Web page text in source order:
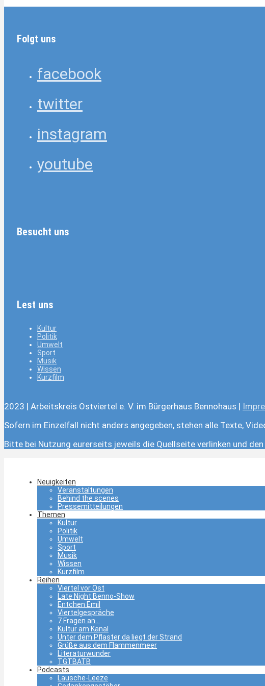
Folgt uns
facebook
twitter
instagram
youtube
Besucht uns
Lest uns
Kultur
Politik
Umwelt
Sport
Musik
Wissen
Kurzfilm
2023 | Arbeitskreis Ostviertel e. V. im Bürgerhaus Bennohaus |
Sofern im Einzelfall nicht anders angegeben, stehen alle Texte,
Bitte bei Nutzung eurerseits jeweils die Quellseite verlinken und den
Neuigkeiten
Veranstaltungen
Behind the scenes
Pressemitteilungen
Themen
Kultur
Politik
Umwelt
Sport
Musik
Wissen
Kurzfilm
Reihen
Viertel vor Ost
Late Night Benno-Show
Entchen Emil
Viertelgespräche
7 Fragen an…
Kultur am Kanal
Unter dem Pflaster da liegt der Strand
Grüße aus dem Flammenmeer
Literaturwunder
TGTBATB
Podcasts
Lausche-Leeze